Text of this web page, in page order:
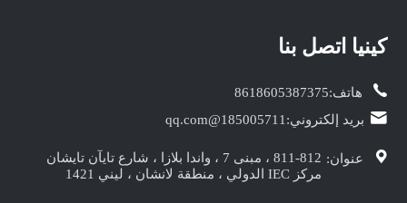
كينيا‎ اتصل بنا
هاتف:8618605387375
بريد إلكتروني: 185005711@qq.com
عنوان: 811-812 ، مبنى 7 ، واندا بلازا ، شارع تايآن تايشان
مركز IEC الدولي ، منطقة لانشان ، ليني 1421